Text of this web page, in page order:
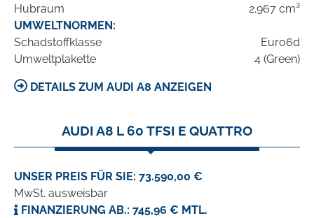
Hubraum
2.967 cm³
UMWELTNORMEN:
Schadstoffklasse
Euro6d
Umweltplakette
4 (Green)
DETAILS ZUM AUDI A8 ANZEIGEN
AUDI A8 L 60 TFSI E QUATTRO
UNSER PREIS FÜR SIE: 73.590,00 €
MwSt. ausweisbar
FINANZIERUNG AB.: 745,96 € MTL.